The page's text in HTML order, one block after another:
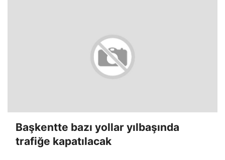
Başkentte bazı yollar yılbaşında
trafiğe kapatılacak